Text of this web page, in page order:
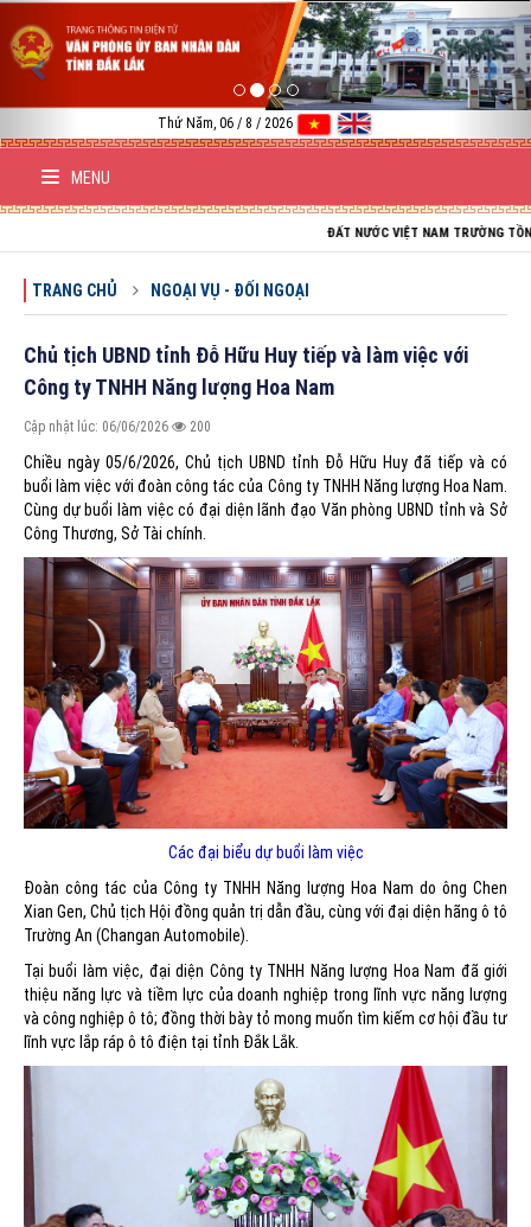
Thứ Năm, 06 / 8 / 2026
MENU
ĐẤT NƯỚC VIỆT NAM TRƯỜNG TỒN; TỔ
TRANG CHỦ NGOẠI VỤ - ĐỐI NGOẠI
Chủ tịch UBND tỉnh Đỗ Hữu Huy tiếp và làm việc với
Công ty TNHH Năng lượng Hoa Nam
Cập nhật lúc: 06/06/2026 200
Chiều ngày 05/6/2026, Chủ tịch UBND tỉnh Đỗ Hữu Huy đã tiếp và có
buổi làm việc với đoàn công tác của Công ty TNHH Năng lượng Hoa Nam.
Cùng dự buổi làm việc có đại diện lãnh đạo Văn phòng UBND tỉnh và Sở
Công Thương, Sở Tài chính.
Các đại biểu dự buổi làm việc
Đoàn công tác của Công ty TNHH Năng lượng Hoa Nam do ông Chen
Xian Gen, Chủ tịch Hội đồng quản trị dẫn đầu, cùng với đại diện hãng ô tô
Trường An (Changan Automobile).
Tại buổi làm việc, đại diện Công ty TNHH Năng lượng Hoa Nam đã giới
thiệu năng lực và tiềm lực của doanh nghiệp trong lĩnh vực năng lượng
và công nghiệp ô tô; đồng thời bày tỏ mong muốn tìm kiếm cơ hội đầu tư
lĩnh vực lắp ráp ô tô điện tại tỉnh Đắk Lắk.